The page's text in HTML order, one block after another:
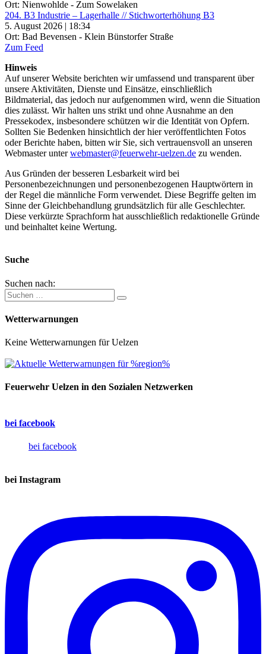
Ort: Nienwohlde - Zum Sowelaken
204. B3 Industrie – Lagerhalle // Stichworterhöhung B3
5. August 2026 | 18:34
Ort: Bad Bevensen - Klein Bünstorfer Straße
Zum Feed
Hinweis
Auf unserer Website berichten wir umfassend und transparent über
unsere Aktivitäten, Dienste und Einsätze, einschließlich
Bildmaterial, das jedoch nur aufgenommen wird, wenn die Situation
dies zulässt. Wir halten uns strikt und ohne Ausnahme an den
Pressekodex, insbesondere schützen wir die Identität von Opfern.
Sollten Sie Bedenken hinsichtlich der hier veröffentlichten Fotos
oder Berichte haben, bitten wir Sie, sich vertrauensvoll an unseren
Webmaster unterwebmaster@feuerwehr-uelzen.de zu wenden.
Aus Gründen der besseren Lesbarkeit wird bei
Personenbezeichnungen und personenbezogenen Hauptwörtern in
der Regel die männliche Form verwendet. Diese Begriffe gelten im
Sinne der Gleichbehandlung grundsätzlich für alle Geschlechter.
Diese verkürzte Sprachform hat ausschließlich redaktionelle Gründe
und beinhaltet keine Wertung.
Suche
Suchen nach:
Wetterwarnungen
Keine Wetterwarnungen für Uelzen
Feuerwehr Uelzen in den Sozialen Netzwerken
bei facebook
bei facebook
bei Instagram